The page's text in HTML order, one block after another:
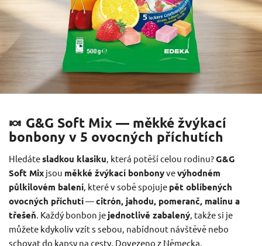
🍬 G&G Soft Mix — měkké žvýkací
bonbony v 5 ovocných příchutích
Hledátesladkou klasiku , která potěší celou rodinu?G&G
Soft Mix jsou měkké žvýkací bonbonyvevýhodném
půlkilovém balení , které v sobě spojuje pět oblíbených
ovocných příchutí—citrón, jahodu, pomeranč, malinu a
třešeň . Každý bonbon jejednotlivě zabalený , takže si je
můžete kdykoliv vzít s sebou, nabídnout návštěvě nebo
schovat do kapsy na cesty. Dovezeno z Německa.